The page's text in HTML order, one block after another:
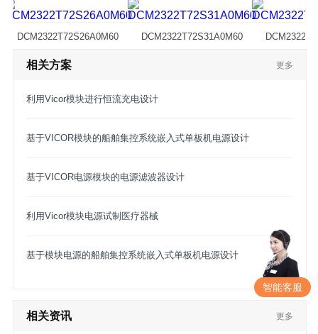
DCM2322T72S26A0M60 DCM2322T72S31A0M60
相关方案 更多
利用Vicor模块进行恒流充电设计
基于VICOR模块的船舶集控系统嵌入式单板机电源设计
基于VICOR电源模块的电源滤波器设计
利用Vicor模块电源试制医疗器械
基于模块电源的船舶集控系统嵌入式单板机电源设计
相关资讯 更多
智能客服